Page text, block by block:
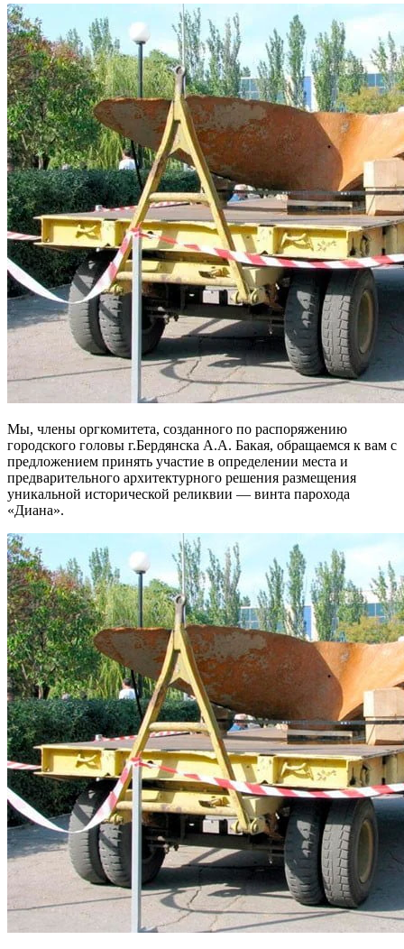
Мы, члены оргкомитета, созданного по распоряжению
городского головы г.Бердянска А.А. Бакая, обращаемся к вам с
предложением принять участие в определении места и
предварительного архитектурного решения размещения
уникальной исторической реликвии — винта парохода
«Диана».